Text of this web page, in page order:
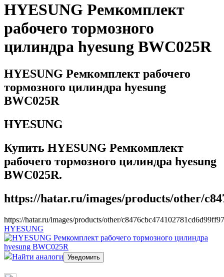
HYESUNG Ремкомплект
рабочего тормозного
цилиндра hyesung BWC025R
HYESUNG Ремкомплект рабочего
тормозного цилиндра hyesung
BWC025R
HYESUNG
Купить HYESUNG Ремкомплект
рабочего тормозного цилиндра hyesung
BWC025R.
https://hatar.ru/images/products/other/
https://hatar.ru/images/products/other/
HYESUNG
Найти аналоги